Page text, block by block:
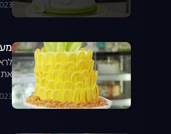
את